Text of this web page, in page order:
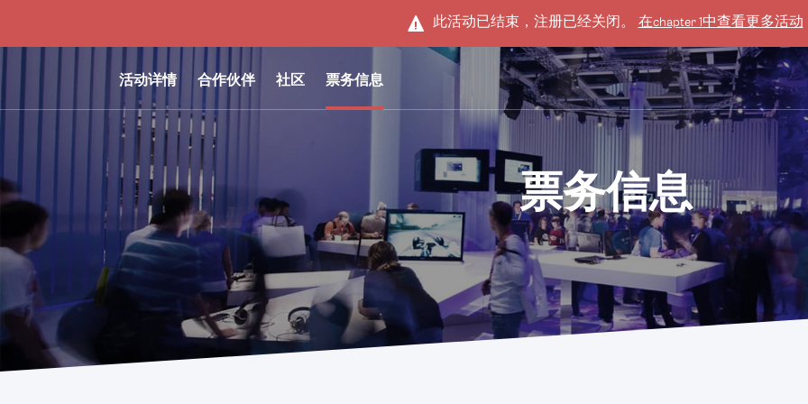
此活动已结束，注册已经关闭。 在chapter 1中查看更多活动
活动详情 合作伙伴 社区 票务信息
票务信息